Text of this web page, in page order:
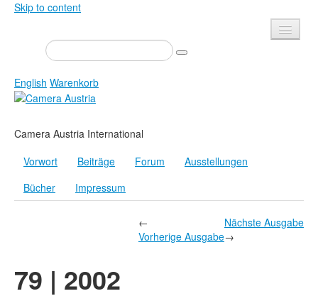
Skip to content
Presse
Veranstaltungen
Newsletter
Shop
English Warenkorb
Bücher
Camera Austria Preis
Camera Austria International
Vorwort
Beiträge Forum
Ausstellungen
Bücher
Impressum
←
Vorherige Ausgabe
Nächste Ausgabe
→
79 | 2002